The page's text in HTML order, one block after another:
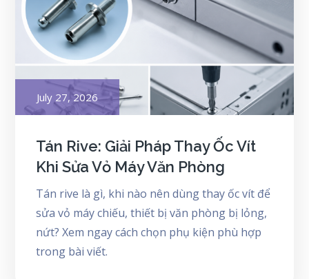
Posted
on
July 27, 2026
Tán Rive: Giải Pháp Thay Ốc Vít
Khi Sửa Vỏ Máy Văn Phòng
Tán rive là gì, khi nào nên dùng thay ốc vít để
sửa vỏ máy chiếu, thiết bị văn phòng bị lỏng,
nứt? Xem ngay cách chọn phụ kiện phù hợp
trong bài viết.